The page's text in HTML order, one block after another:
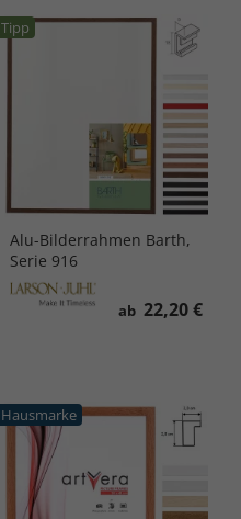
Tipp
Alu-Bilderrahmen Barth,
Serie 916
ab 22,20 €
Hausmarke